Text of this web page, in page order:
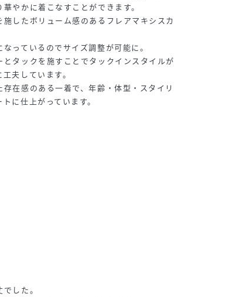
やかに着こなすことができます。
したボリューム感のあるフレアマキシスカ
っているのでサイズ調整が可能に。
タックを施すことでタックインスタイルが
夫しています。
在感のある一着で、年齢・体型・スタイリ
に仕上がっています。
した。